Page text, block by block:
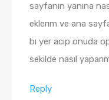
sayfanın yanına
eklerım ve ana
bı yer acıp onuda
sekilde nasıl
Reply